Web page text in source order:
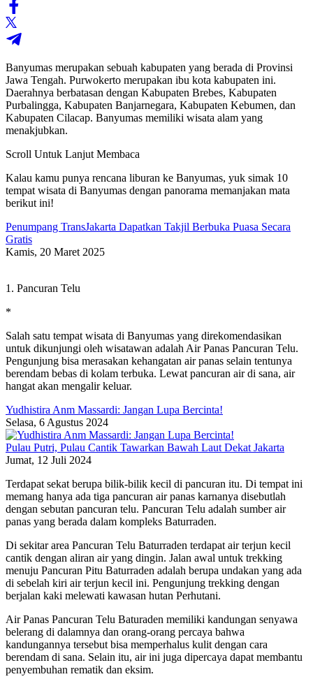
Banyumas merupakan sebuah kabupaten yang berada di Provinsi
Jawa Tengah. Purwokerto merupakan ibu kota kabupaten ini.
Daerahnya berbatasan dengan Kabupaten Brebes, Kabupaten
Purbalingga, Kabupaten Banjarnegara, Kabupaten Kebumen, dan
Kabupaten Cilacap. Banyumas memiliki wisata alam yang
menakjubkan.
Scroll Untuk Lanjut Membaca
Kalau kamu punya rencana liburan ke Banyumas, yuk simak 10
tempat wisata di Banyumas dengan panorama memanjakan mata
berikut ini!
Penumpang TransJakarta Dapatkan Takjil Berbuka Puasa Secara
Gratis
Kamis, 20 Maret 2025
1. Pancuran Telu
*
Salah satu tempat wisata di Banyumas yang direkomendasikan
untuk dikunjungi oleh wisatawan adalah Air Panas Pancuran Telu.
Pengunjung bisa merasakan kehangatan air panas selain tentunya
berendam bebas di kolam terbuka. Lewat pancuran air di sana, air
hangat akan mengalir keluar.
Yudhistira Anm Massardi: Jangan Lupa Bercinta!
Selasa, 6 Agustus 2024
Pulau Putri, Pulau Cantik Tawarkan Bawah Laut Dekat Jakarta
Jumat, 12 Juli 2024
Terdapat sekat berupa bilik-bilik kecil di pancuran itu. Di tempat ini
memang hanya ada tiga pancuran air panas karnanya disebutlah
dengan sebutan pancuran telu. Pancuran Telu adalah sumber air
panas yang berada dalam kompleks Baturraden.
Di sekitar area Pancuran Telu Baturraden terdapat air terjun kecil
cantik dengan aliran air yang dingin. Jalan awal untuk trekking
menuju Pancuran Pitu Baturraden adalah berupa undakan yang ada
di sebelah kiri air terjun kecil ini. Pengunjung trekking dengan
berjalan kaki melewati kawasan hutan Perhutani.
Air Panas Pancuran Telu Baturaden memiliki kandungan senyawa
belerang di dalamnya dan orang-orang percaya bahwa
kandungannya tersebut bisa memperhalus kulit dengan cara
berendam di sana. Selain itu, air ini juga dipercaya dapat membantu
penyembuhan rematik dan eksim.